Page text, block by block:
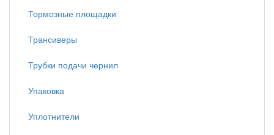
Тормозные площадки
Трансиверы
Трубки подачи чернил
Упаковка
Уплотнители